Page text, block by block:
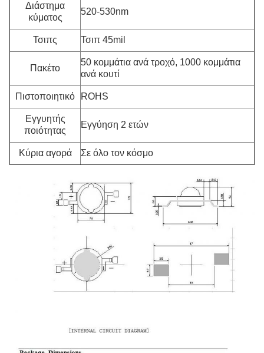
Διάστημα
κύματος
520-530nm
Τσιπς Τσιπ 45mil
Πακέτο
50 κομμάτια ανά τροχό, 1000 κομμάτια
ανά κουτί
Πιστοποιητικό ROHS
Εγγυητής
ποιότητας
Εγγύηση 2 ετών
Κύρια αγορά Σε όλο τον κόσμο